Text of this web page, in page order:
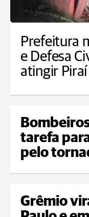
Prefeitura
e Defesa
atingir Piraí
tarefa
pelo
Grêmio